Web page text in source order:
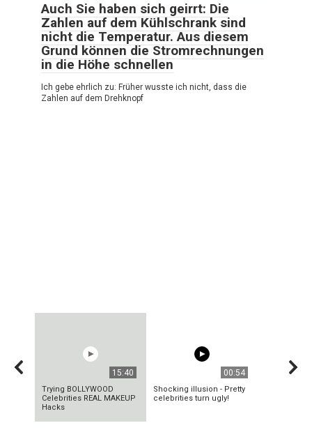
Auch Sie haben sich geirrt: Die
Zahlen auf dem Kühlschrank sind
nicht die Temperatur. Aus diesem
Grund können die Stromrechnungen
in die Höhe schnellen
Ich gebe ehrlich zu: Früher wusste ich nicht, dass die
Zahlen auf dem Drehknopf
15:40
Trying BOLLYWOOD
Celebrities REAL MAKEUP
Hacks
00:54
Shocking illusion - Pretty
celebrities turn ugly!